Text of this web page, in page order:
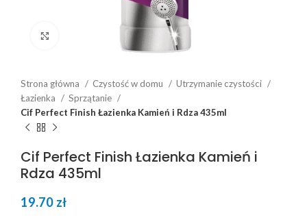
Strona główna Czystość w domu
Utrzymanie czystości
Łazienka
Sprzątanie
Cif Perfect Finish Łazienka Kamień i Rdza 435ml
Cif Perfect Finish Łazienka Kamień i
Rdza 435ml
19.70 zł